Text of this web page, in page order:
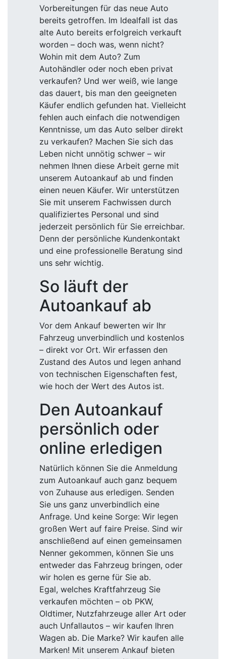
Vorbereitungen für das neue Auto
bereits getroffen. Im Idealfall ist das
alte Auto bereits erfolgreich verkauft
worden – doch was, wenn nicht?
Wohin mit dem Auto? Zum
Autohändler oder noch eben privat
verkaufen? Und wer weiß, wie lange
das dauert, bis man den geeigneten
Käufer endlich gefunden hat. Vielleicht
fehlen auch einfach die notwendigen
Kenntnisse, um das Auto selber direkt
zu verkaufen? Machen Sie sich das
Leben nicht unnötig schwer – wir
nehmen Ihnen diese Arbeit gerne mit
unserem Autoankauf ab und finden
einen neuen Käufer. Wir unterstützen
Sie mit unserem Fachwissen durch
qualifiziertes Personal und sind
jederzeit persönlich für Sie erreichbar.
Denn der persönliche Kundenkontakt
und eine professionelle Beratung sind
uns sehr wichtig.
So läuft der
Autoankauf ab
Vor dem Ankauf bewerten wir Ihr
Fahrzeug unverbindlich und kostenlos
– direkt vor Ort. Wir erfassen den
Zustand des Autos und legen anhand
von technischen Eigenschaften fest,
wie hoch der Wert des Autos ist.
Den Autoankauf
persönlich oder
online erledigen
Natürlich können Sie die Anmeldung
zum Autoankauf auch ganz bequem
von Zuhause aus erledigen. Senden
Sie uns ganz unverbindlich eine
Anfrage. Und keine Sorge: Wir legen
großen Wert auf faire Preise. Sind wir
anschließend auf einen gemeinsamen
Nenner gekommen, können Sie uns
entweder das Fahrzeug bringen, oder
wir holen es gerne für Sie ab.
Egal, welches Kraftfahrzeug Sie
verkaufen möchten – ob PKW,
Oldtimer, Nutzfahrzeuge aller Art oder
auch Unfallautos – wir kaufen Ihren
Wagen ab. Die Marke? Wir kaufen alle
Marken! Mit unserem Ankauf bieten